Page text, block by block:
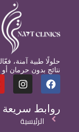
حلولًا طبية آمنة،
نتائج بدون حرمان
روابط سريعة
الرئيسية